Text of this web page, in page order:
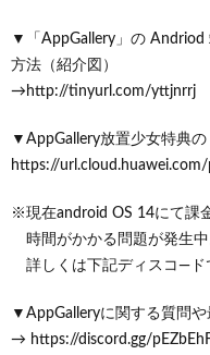
▼「AppGallery」の Andriod
方法（紹介図）
→http://tinyurl.com/yttjnrrj
▼AppGallery放置少女特典の
https://url.cloud.huawei.com/
※現在android OS 14にて課
時間がかかる問題が発生中
詳しくは下記ディスコ―ド
▼AppGalleryに関する質問や
→ https://discord.gg/